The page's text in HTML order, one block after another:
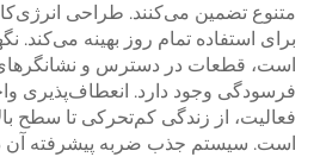
متنوع تضمین می‌کنند. طراحی
برای استفاده تمام روز بهینه می‌کند.
است، قطعات در دسترس و
فرسودگی وجود دارد. انعطاف‌پذیری
فعالیت، از زندگی کم‌تحرکی تا سطح
است. سیستم جذب ضربه پیشرفته آن